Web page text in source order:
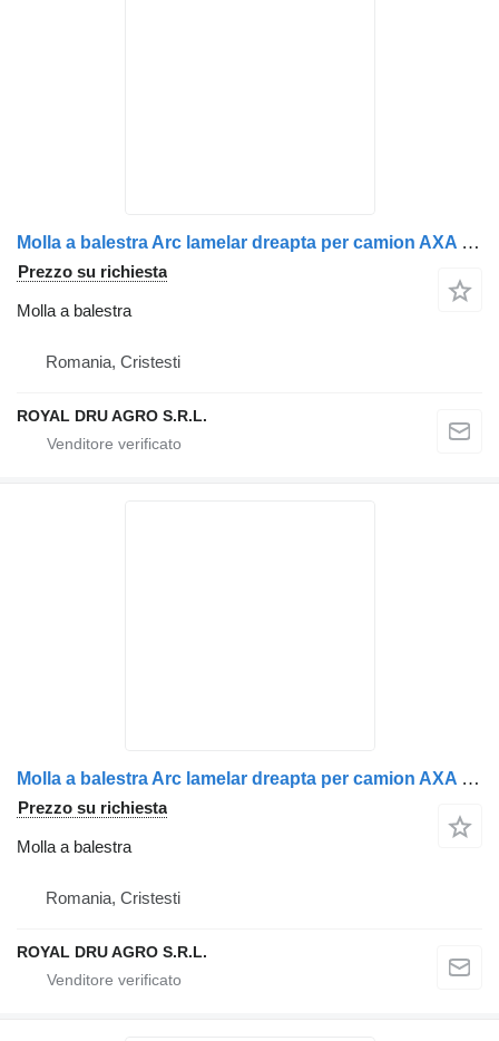
Molla a balestra Arc lamelar dreapta per camion AXA motrică Scania 1379069
Prezzo su richiesta
Molla a balestra
Romania, Cristesti
ROYAL DRU AGRO S.R.L.
Molla a balestra Arc lamelar dreapta per camion AXA motrica MAN 85434026010, 85434026022, 85434026030
Prezzo su richiesta
Molla a balestra
Romania, Cristesti
ROYAL DRU AGRO S.R.L.